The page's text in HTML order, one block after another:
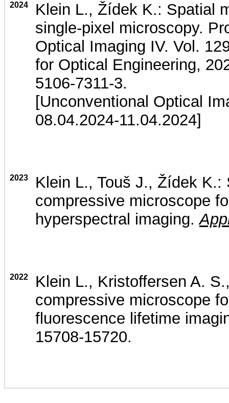
2024
Klein L., Žídek K.: Spatial
single-pixel microscopy.
Optical Imaging IV. Vol.
for Optical Engineering,
5106-7311-3.
[Unconventional Optical
08.04.2024-11.04.2024]
2023
Klein L., Touš J., Žídek
compressive microscope
hyperspectral imaging.
2022
Klein L., Kristoffersen A.
compressive microscope
fluorescence lifetime
15708-15720.